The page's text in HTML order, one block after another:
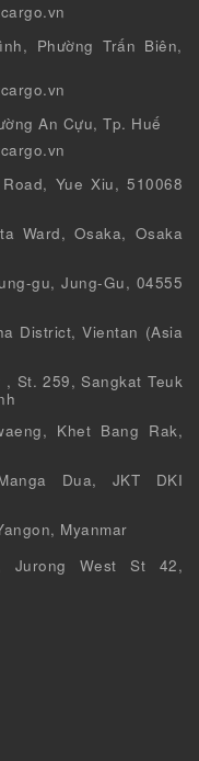
Phường Trấn Biên,
An Cựu, Tp. Huế
Yue Xiu, 510068
Ward, Osaka, Osaka
gu, Jung-Gu, 04555
District, Vientan (Asia
St. 259, Sangkat Teuk
Khet Bang Rak,
Dua, JKT DKI
Myanmar
Jurong West St 42,